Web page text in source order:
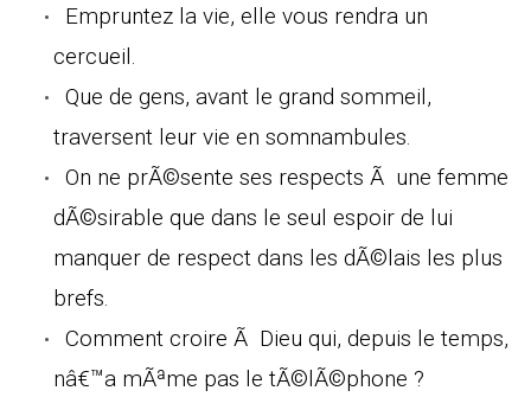
Empruntez la vie, elle vous rendra un
cercueil.
Que de gens, avant le grand sommeil,
traversent leur vie en somnambules.
On ne prÃ©sente ses respects Ã une femme
dÃ©sirable que dans le seul espoir de lui
manquer de respect dans les dÃ©lais les plus
brefs.
Comment croire Ã Dieu qui, depuis le temps,
nâ€™a mÃªme pas le tÃ©lÃ©phone ?